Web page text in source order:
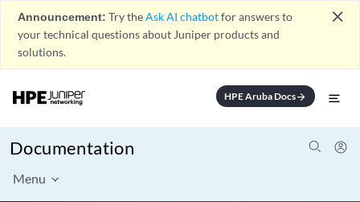
Announcement: Try theAsk AI chatbotfor answers to
your technical questions about Juniper products and
solutions.
close
HPE Aruba Docsarrow_forward
Documentation
Menu